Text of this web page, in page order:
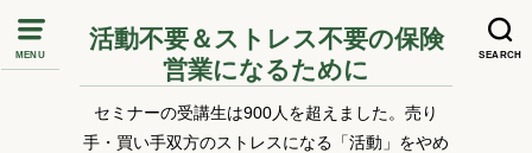
MENU SEARCH
活動不要＆ストレス不要の保険
営業になるために
セミナーの受講生は900人を超えました。売り
手・買い手双方のストレスになる「活動」をやめ